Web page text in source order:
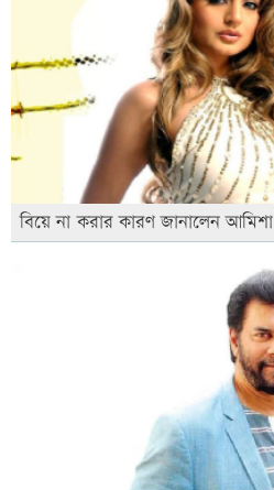
বিয়ে না করার কারণ জানালেন আমিশা